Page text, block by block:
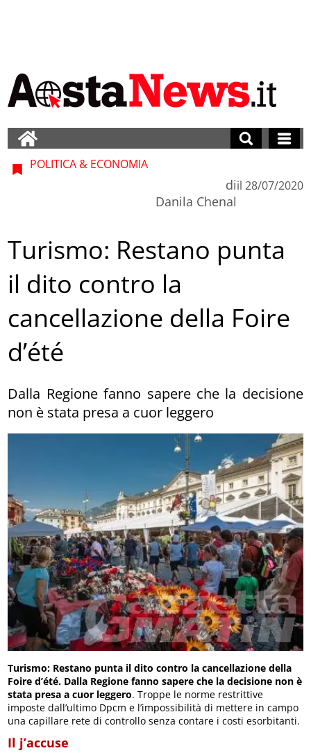
POLITICA & ECONOMIA
di
Danila Chenal
il 28/07/2020
Turismo: Restano punta
il dito contro la
cancellazione della Foire
d’été
Dalla Regione fanno sapere che la decisione
non è stata presa a cuor leggero
Turismo: Restano punta il dito contro la cancellazione della
Foire d’été. Dalla Regione fanno sapere che la decisione non è
stata presa a cuor leggero. Troppe le norme restrittive
imposte dall’ultimo Dpcm e l’impossibilità di mettere in campo
una capillare rete di controllo senza contare i costi esorbitanti.
Il j’accuse